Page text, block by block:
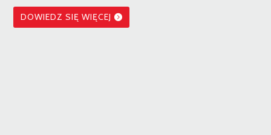
DOWIEDZ SIĘ WIĘCEJ